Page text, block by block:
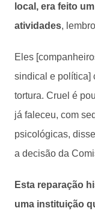
local, era feito
atividades,
Eles
sindical e política]
tortura. Cruel é
já faleceu, com
psicológicas,
a decisão da
Esta reparação
uma instituição